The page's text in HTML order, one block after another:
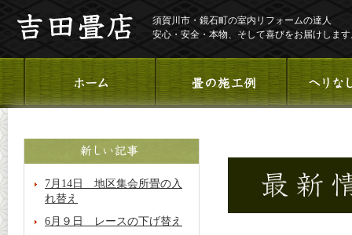
須賀川市・鏡石町の室内リフォームの達人
安心・安全・本物、そして喜びをお届けしま
7月14日 地区集会所畳の入
れ替え
6月９日 レースの下げ替え